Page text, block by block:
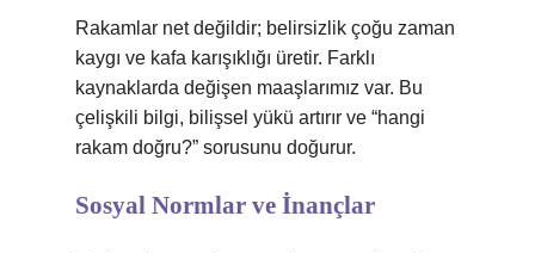
Rakamlar net değildir; belirsizlik çoğu zaman
kaygı ve kafa karışıklığı üretir. Farklı
kaynaklarda değişen maaşlarımız var. Bu
çelişkili bilgi, bilişsel yükü artırır ve “hangi
rakam doğru?” sorusunu doğurur.
Sosyal Normlar ve İnançlar